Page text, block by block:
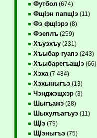
Футбол(674)
ФщIэн папщIэ(11)
Фэ фщIэрэ(8)
Фэеплъ(259)
Хъуэхъу(231)
Хъыбар гуапэ(243)
ХъыбарегъащIэ(66)
Хэха(7 484)
Хэхыныгъэ(13)
Чэнджэщхэр(3)
Шыгъажэ(28)
Шыхулъагъуэ(11)
ЩIэ(79)
ЩIэныгъэ(75)